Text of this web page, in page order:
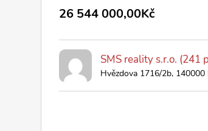
26 544 000,00Kč
SMS reality s.r.o. (241
Hvězdova 1716/2b, 140000